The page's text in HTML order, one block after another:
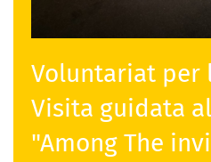
Voluntariat per
Visita guidata
"Among The